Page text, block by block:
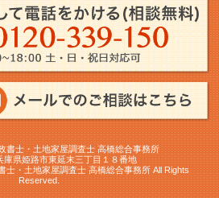
書士・土地家屋調査士 高橋総合事務所
県姫路市東延末三丁目１８番地
士・土地家屋調査士 高橋総合事務所 All Rights
Reserved.